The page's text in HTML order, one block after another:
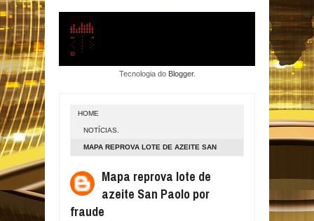
Tecnologia do Blogger.
HOME
NOTÍCIAS.
MAPA REPROVA LOTE DE AZEITE SAN
Mapa reprova lote de
azeite San Paolo por
fraude